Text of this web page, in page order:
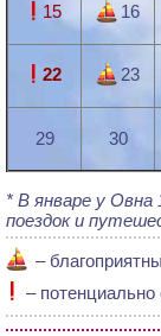
15 16
22 23
29 30
В январе у Овна
поездок и
–
–